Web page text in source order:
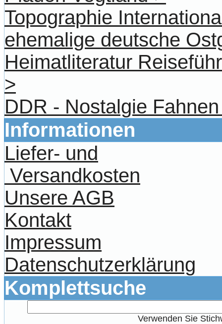
Topographie
ehemalige deutsche
Heimatliteratur
>
DDR - Nostalgie
Informationen
Liefer- und
Versandkosten
Unsere AGB
Kontakt
Impressum
Datenschutzerklärung
Komplettsuche
Verwenden Sie